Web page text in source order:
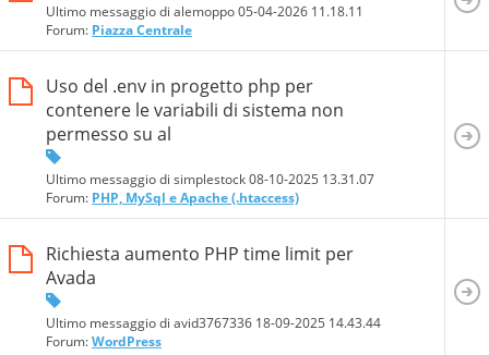
Ultimo messaggio di alemoppo 05-04-2026 11.18.11
Forum: Piazza Centrale
Uso del .env in progetto php per
contenere le variabili di sistema non
permesso su al
Ultimo messaggio di simplestock 08-10-2025 13.31.07
Forum: PHP, MySql e Apache (.htaccess)
Richiesta aumento PHP time limit per
Avada
Ultimo messaggio di avid3767336 18-09-2025 14.43.44
Forum:WordPress